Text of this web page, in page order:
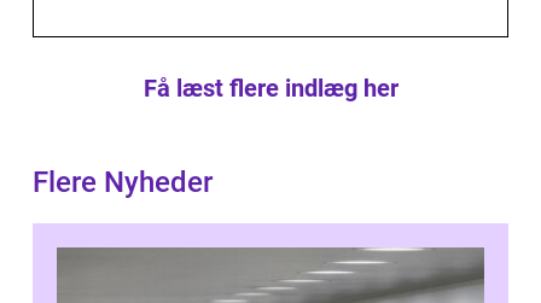
Få læst flere indlæg her
Flere Nyheder